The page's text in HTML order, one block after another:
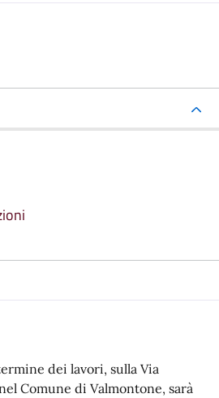
dei lavori, sulla Via
Comune di Valmontone, sarà